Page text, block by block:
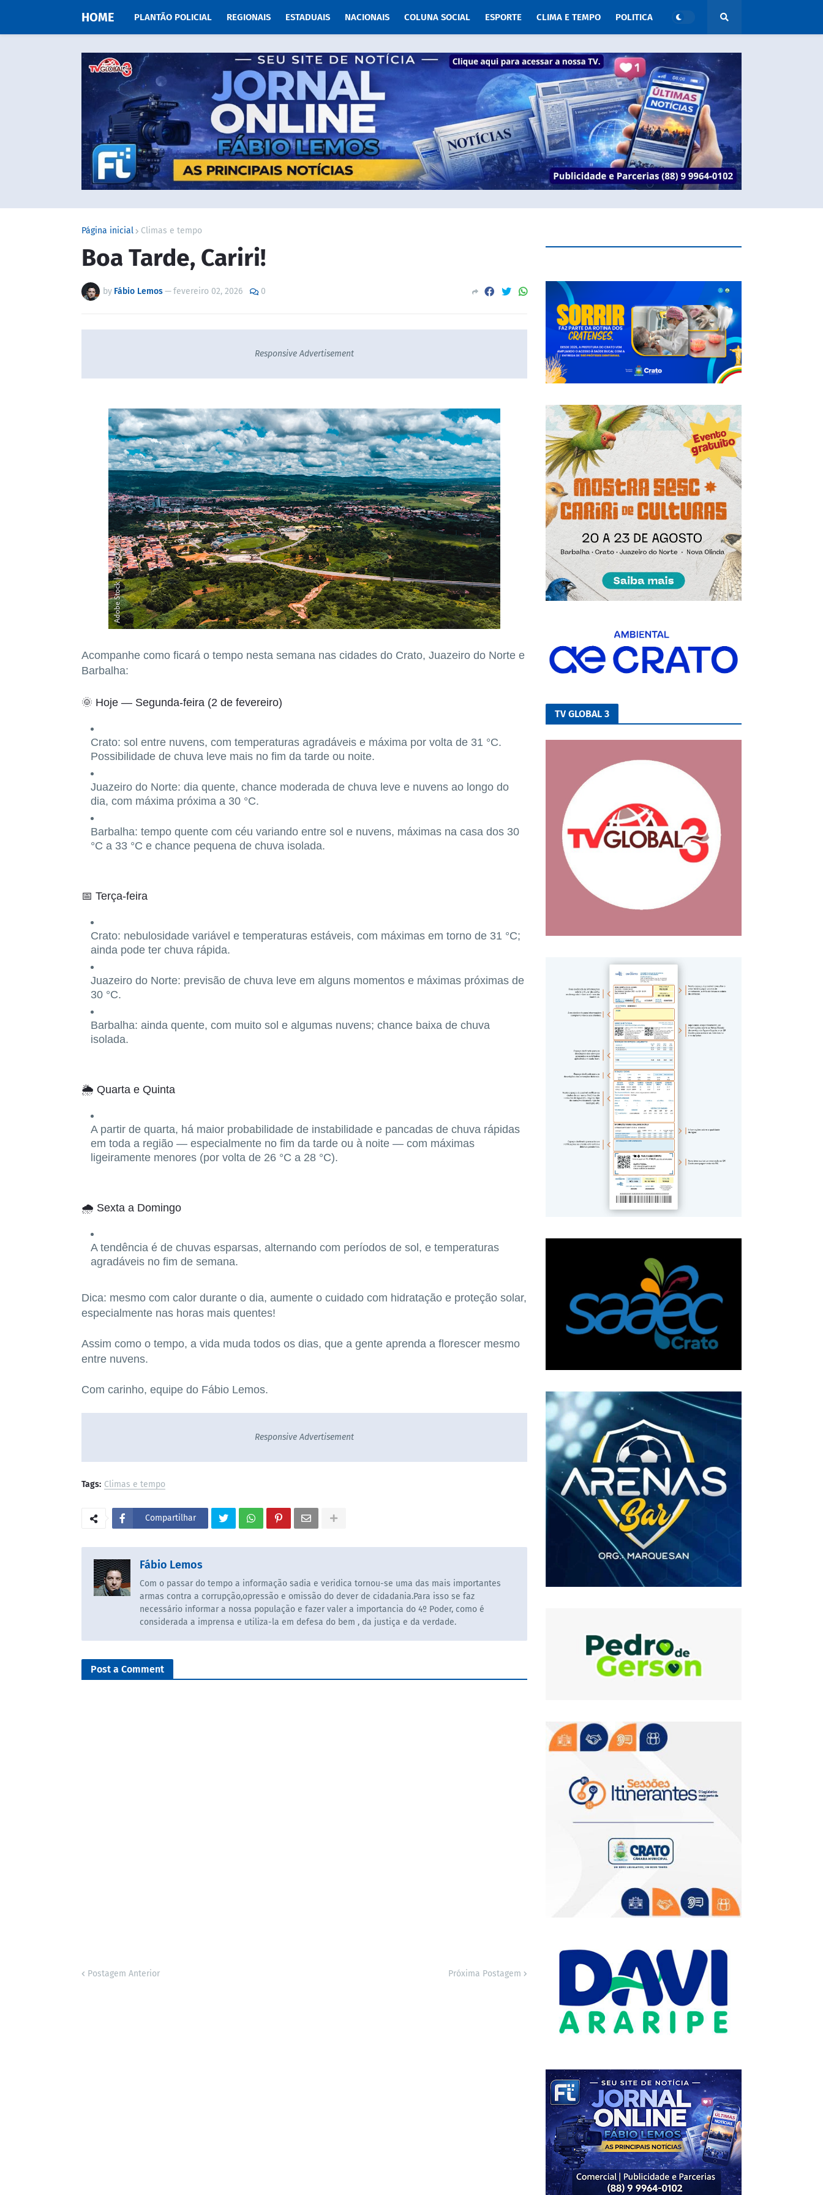
HOME PLANTÃO POLICIAL REGIONAIS ESTADUAIS NACIONAIS COLUNA SOCIAL ESPORTE CLIMA E TEMPO POLITICA
Página inicial Climas e tempo
Boa Tarde, Cariri!
by Fábio Lemos—fevereiro 02, 2026 0
Responsive Advertisement
Acompanhe como ficará o tempo nesta semana nas cidades do Crato, Juazeiro do Norte e
Barbalha:
🌞 Hoje — Segunda-feira (2 de fevereiro)
Crato: sol entre nuvens, com temperaturas agradáveis e máxima por volta de 31 °C.
Possibilidade de chuva leve mais no fim da tarde ou noite.
Juazeiro do Norte: dia quente, chance moderada de chuva leve e nuvens ao longo do
dia, com máxima próxima a 30 °C.
Barbalha: tempo quente com céu variando entre sol e nuvens, máximas na casa dos 30
°C a 33 °C e chance pequena de chuva isolada.
📅 Terça-feira
Crato: nebulosidade variável e temperaturas estáveis, com máximas em torno de 31 °C;
ainda pode ter chuva rápida.
Juazeiro do Norte: previsão de chuva leve em alguns momentos e máximas próximas de
30 °C.
Barbalha: ainda quente, com muito sol e algumas nuvens; chance baixa de chuva
isolada.
🌦️ Quarta e Quinta
A partir de quarta, há maior probabilidade de instabilidade e pancadas de chuva rápidas
em toda a região — especialmente no fim da tarde ou à noite — com máximas
ligeiramente menores (por volta de 26 °C a 28 °C).
🌧️ Sexta a Domingo
A tendência é de chuvas esparsas, alternando com períodos de sol, e temperaturas
agradáveis no fim de semana.
Dica: mesmo com calor durante o dia, aumente o cuidado com hidratação e proteção solar,
especialmente nas horas mais quentes!
Assim como o tempo, a vida muda todos os dias, que a gente aprenda a florescer mesmo
entre nuvens.
Com carinho, equipe do Fábio Lemos.
Responsive Advertisement
Tags: Climas e tempo
Compartilhar
Fábio Lemos
Com o passar do tempo a informação sadia e veridica tornou-se uma das mais importantes
armas contra a corrupção,opressão e omissão do dever de cidadania.Para isso se faz
necessário informar a nossa população e fazer valer a importancia do 4º Poder, como é
considerada a imprensa e utiliza-la em defesa do bem , da justiça e da verdade.
Post a Comment
Postagem Anterior Próxima Postagem
TV GLOBAL 3